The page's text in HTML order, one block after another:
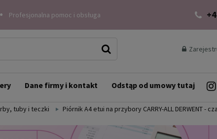
Profesjonalna pomoc i obsługa
Dane firmy i kontakt Odstąp od umowy tutaj
tuby i teczki Piórnik A4 etui na przybory CARRY-ALL DERWENT -